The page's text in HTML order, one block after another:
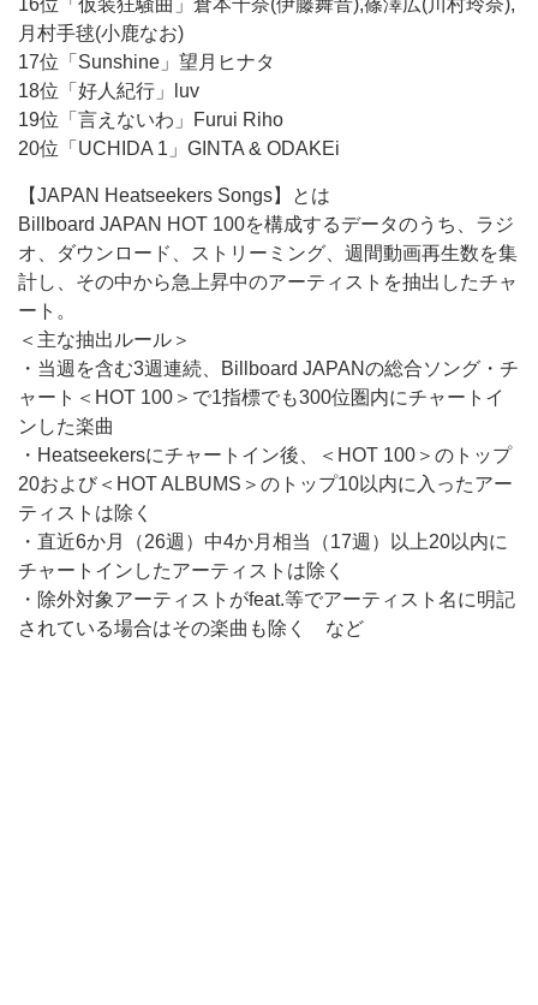
16位「仮装狂騒曲」倉本千奈(伊藤舞音),篠澤広(川村玲奈),
月村手毬(小鹿なお)
17位「Sunshine」望月ヒナタ
18位「好人紀行」luv
19位「言えないわ」Furui Riho
20位「UCHIDA 1」GINTA & ODAKEi
【JAPAN Heatseekers Songs】とは
Billboard JAPAN HOT 100を構成するデータのうち、ラジ
オ、ダウンロード、ストリーミング、週間動画再生数を集
計し、その中から急上昇中のアーティストを抽出したチャ
ート。
＜主な抽出ルール＞
・当週を含む3週連続、Billboard JAPANの総合ソング・チ
ャート＜HOT 100＞で1指標でも300位圏内にチャートイ
ンした楽曲
・Heatseekersにチャートイン後、＜HOT 100＞のトップ
20および＜HOT ALBUMS＞のトップ10以内に入ったアー
ティストは除く
・直近6か月（26週）中4か月相当（17週）以上20以内に
チャートインしたアーティストは除く
・除外対象アーティストがfeat.等でアーティスト名に明記
されている場合はその楽曲も除く など